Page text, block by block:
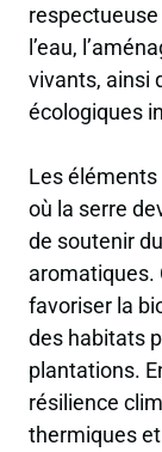
l’eau,
vivants, ainsi
écologiques
Les éléments
où la serre
de soutenir
aromatiques.
favoriser la
des habitats
plantations.
résilience
thermiques